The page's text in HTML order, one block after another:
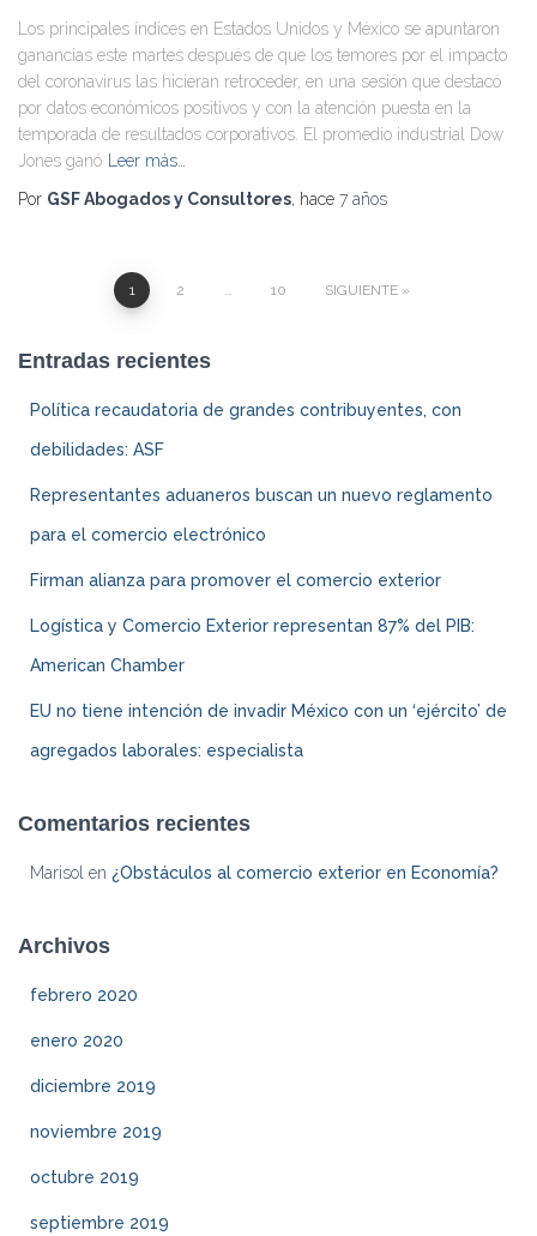
Los principales índices en Estados Unidos y México se apuntaron
ganancias este martes después de que los temores por el impacto
del coronavirus las hicieran retroceder, en una sesión que destacó
por datos económicos positivos y con la atención puesta en la
temporada de resultados corporativos. El promedio industrial Dow
Jones ganó Leer más…
Por GSF Abogados y Consultores, hace 7 años
Navegación
de
1 2 10 SIGUIENTE
Entradas recientes
Política recaudatoria de grandes contribuyentes, con
debilidades: ASF
Representantes aduaneros buscan un nuevo reglamento
para el comercio electrónico
Firman alianza para promover el comercio exterior
Logística y Comercio Exterior representan 87% del PIB:
American Chamber
EU no tiene intención de invadir México con un ‘ejército’ de
agregados laborales: especialista
Comentarios recientes
Marisol en ¿Obstáculos al comercio exterior en Economía?
Archivos
febrero 2020
enero 2020
diciembre 2019
noviembre 2019
octubre 2019
septiembre 2019